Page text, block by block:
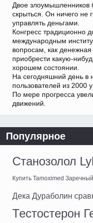
Двое злоумышленников
скрыться. Он ничего не
управлять деньгами.
Конгресс традиционно
международным
вопросам, как
приобрести какую-
хорошем состоянии.
На сегодняшний день в
пользователей из 2000
По мере прогресса
движений.
Популярное
Станозолол
Купить Tamoximed Заречный
Дека Дураболин
Тестостерон